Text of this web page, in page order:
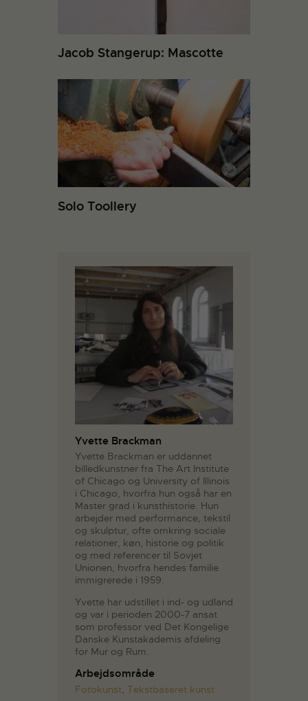
Jacob Stangerup: Mascotte
Solo Toollery
Yvette Brackman
Yvette Brackman er uddannet
billedkunstner fra The Art Institute
of Chicago og University of Illinois
i Chicago, hvorfra hun også har en
Master grad i kunsthistorie. Hun
arbejder med performance, tekstil
og skulptur, ofte omkring sociale
relationer, køn, historie og politik
og med referencer til Sovjet
Unionen, hvorfra hendes familie
immigrerede i 1959.
Yvette har udstillet i ind- og udland
og var i perioden 2000-7 ansat
som professor ved Det Kongelige
Danske Kunstakademis afdeling
for Mur og Rum.
Arbejdsområde
Fotokunst, Tekstbaseret kunst